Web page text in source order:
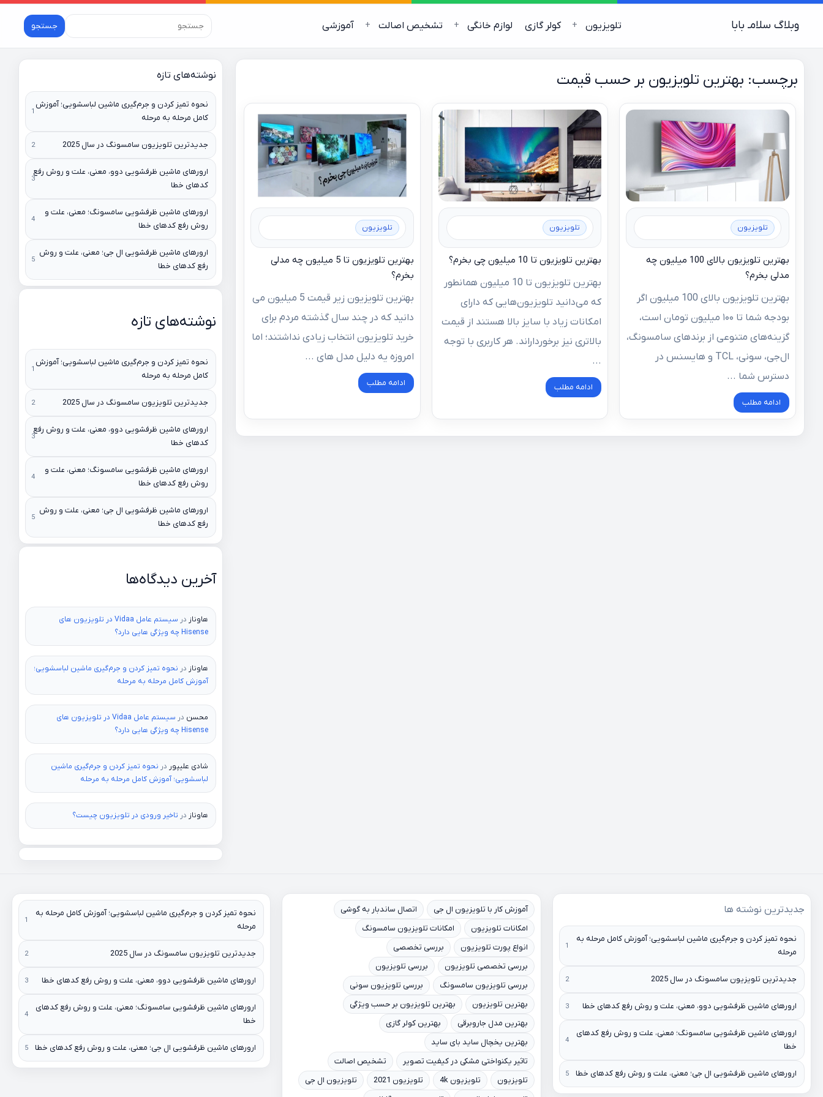
وبلاگ سلامـ بابا تلویزیون کولر گازی لوازم خانگی تشخیص اصالت آموزشی جستجو
برچسب: بهترین تلویزیون بر حسب قیمت
تلویزیون
بهترین تلویزیون بالای 100 میلیون چه
مدلی بخرم؟
بهترین تلویزیون بالای 100 میلیون اگر
بودجه شما تا ۱۰۰ میلیون تومان است،
گزینه‌های متنوعی از برندهای سامسونگ،
ال‌جی، سونی، TCL و هایسنس در
دسترس شما ...
ادامه مطلب
تلویزیون
بهترین تلویزیون تا 10 میلیون چی بخرم؟
بهترین تلویزیون تا 10 میلیون همانطور
که می‌دانید تلویزیون‌هایی که دارای
امکانات زیاد با سایز بالا هستند از قیمت
بالاتری نیز برخورداراند. هر کاربری با توجه
...
ادامه مطلب
تلویزیون
بهترین تلویزیون تا 5 میلیون چه مدلی
بخرم؟
بهترین تلویزیون زیر قیمت 5 میلیون می
دانید که در چند سال گذشته مردم برای
خرید تلویزیون انتخاب زیادی نداشتند؛ اما
امروزه یه دلیل مدل های ...
ادامه مطلب
نوشته‌های تازه
نحوه تمیز کردن و جرم‌گیری ماشین لباسشویی؛ آموزش
کامل مرحله به مرحله
جدیدترین تلویزیون سامسونگ در سال 2025
ارورهای ماشین ظرفشویی دوو، معنی، علت و روش رفع
کدهای خطا
ارورهای ماشین ظرفشویی سامسونگ؛ معنی، علت و
روش رفع کدهای خطا
ارورهای ماشین ظرفشویی ال جی؛ معنی، علت و روش
رفع کدهای خطا
نوشته‌های تازه
نحوه تمیز کردن و جرم‌گیری ماشین لباسشویی؛ آموزش
کامل مرحله به مرحله
جدیدترین تلویزیون سامسونگ در سال 2025
ارورهای ماشین ظرفشویی دوو، معنی، علت و روش رفع
کدهای خطا
ارورهای ماشین ظرفشویی سامسونگ؛ معنی، علت و
روش رفع کدهای خطا
ارورهای ماشین ظرفشویی ال جی؛ معنی، علت و روش
رفع کدهای خطا
آخرین دیدگاه‌ها
هاوناز در
سیستم عامل Vidaa در تلویزیون های
Hisense چه ویژگی هایی دارد؟
هاوناز در نحوه تمیز کردن و جرم‌گیری ماشین لباسشویی؛
آموزش کامل مرحله به مرحله
محسن در
سیستم عامل Vidaa در تلویزیون های
Hisense چه ویژگی هایی دارد؟
شادی علیپور در نحوه تمیز کردن و جرم‌گیری ماشین
لباسشویی؛ آموزش کامل مرحله به مرحله
هاوناز در تاخیر ورودی در تلویزیون چیست؟
جدیدترین نوشته ها
نحوه تمیز کردن و جرم‌گیری ماشین لباسشویی؛ آموزش کامل مرحله به
مرحله
جدیدترین تلویزیون سامسونگ در سال 2025
ارورهای ماشین ظرفشویی دوو، معنی، علت و روش رفع کدهای خطا
ارورهای ماشین ظرفشویی سامسونگ؛ معنی، علت و روش رفع کدهای
خطا
ارورهای ماشین ظرفشویی ال جی؛ معنی، علت و روش رفع کدهای خطا
آموزش کار با تلویزیون ال جی
اتصال ساندبار به گوشی
امکانات تلویزیون
امکانات تلویزیون سامسونگ
انواع پورت تلویزیون
بررسی تخصصی
بررسی تخصصی تلویزیون
بررسی تلویزیون
بررسی تلویزیون سامسونگ
بررسی تلویزیون سونی
بهترین تلویزیون
بهترین تلویزیون بر حسب ویژگی
بهترین مدل جاروبرقی
بهترین کولر گازی
بهترین یخچال ساید بای ساید
تاثیر یکنواختی مشکی در کیفیت تصویر
تشخیص اصالت
تلویزیون
تلویزیون 4k تلویزیون 2021
تلویزیون ال جی
نحوه تمیز کردن و جرم‌گیری ماشین لباسشویی؛ آموزش کامل مرحله به
مرحله
جدیدترین تلویزیون سامسونگ در سال 2025
ارورهای ماشین ظرفشویی دوو، معنی، علت و روش رفع کدهای خطا
ارورهای ماشین ظرفشویی سامسونگ؛ معنی، علت و روش رفع کدهای
خطا
ارورهای ماشین ظرفشویی ال جی؛ معنی، علت و روش رفع کدهای خطا